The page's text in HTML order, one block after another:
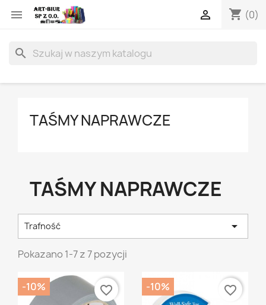
 shopping_cart (0)

search
TAŚMY NAPRAWCZE
TAŚMY NAPRAWCZE
Trafność 
Pokazano 1-7 z 7 pozycji
-10% favorite_border -10% favorite_border